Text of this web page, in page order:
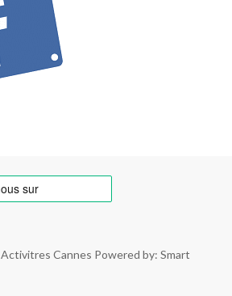
Activitres Cannes Powered by: Smart